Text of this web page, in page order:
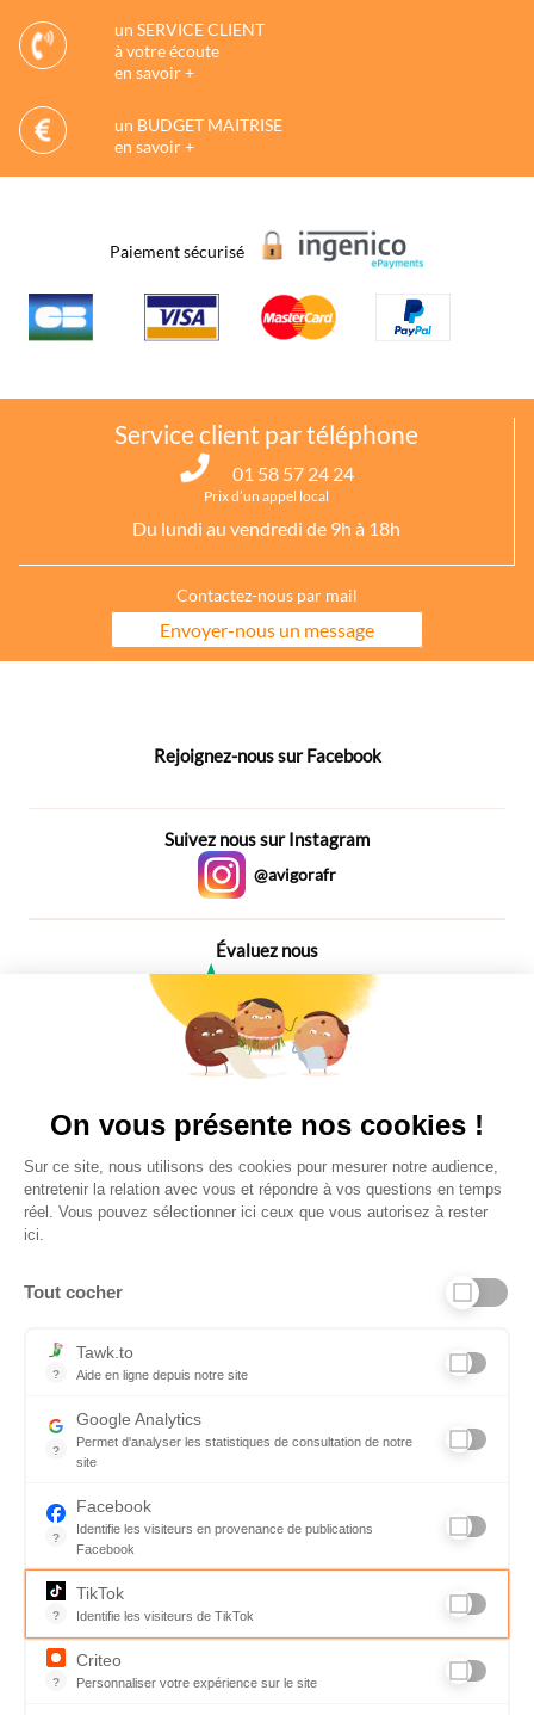
un SERVICE CLIENT
à votre écoute
en savoir +
un BUDGET MAITRISE
en savoir +
Paiement sécurisé
Service client par téléphone
01 58 57 24 24
Prix d’un appel local
Du lundi au vendredi de 9h à 18h
Contactez-nous par mail
Envoyer-nous un message
Rejoignez-nous sur Facebook
Suivez nous sur Instagram
@avigorafr
Évaluez nous
Plus de 650 Avis
FAQ - réponses à vos questions
Conditions Générales de Service
Charte qualité
Code de déontologie
Mentions légales
On vous présente nos cookies !
Sur ce site, nous utilisons des cookies pour mesurer notre audience,
entretenir la relation avec vous et répondre à vos questions en temps
réel. Vous pouvez sélectionner ici ceux que vous autorisez à rester
ici.
Tout cocher
?
Tawk.to
Aide en ligne depuis notre site
?
Google Analytics
Permet d'analyser les statistiques de consultation de notre
site
?
Facebook
Identifie les visiteurs en provenance de publications
Facebook
Parce que vous ne venez pas tous les jours sur notre site, ce
?
TikTok
Identifie les visiteurs de TikTok
Permet de suivre les actions du visiteur sur le site web, et de
?
Criteo
Personnaliser votre expérience sur le site